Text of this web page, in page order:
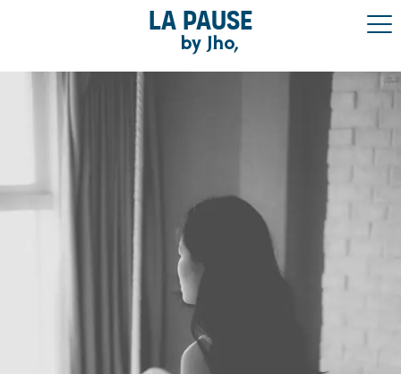
La pause
by Jho,